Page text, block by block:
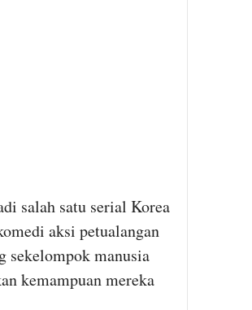
salah satu serial Korea
aksi petualangan
sekelompok manusia
kemampuan mereka